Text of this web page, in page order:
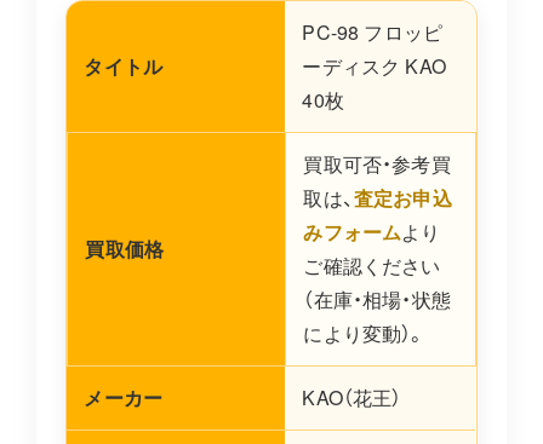
タイトル
PC-98 フロッピ
ーディスク KAO
40枚
買取価格
買取可否・参考買
取は、査定お申込
みフォームより
ご確認ください
（在庫・相場・状態
により変動）。
メーカー KAO（花王）